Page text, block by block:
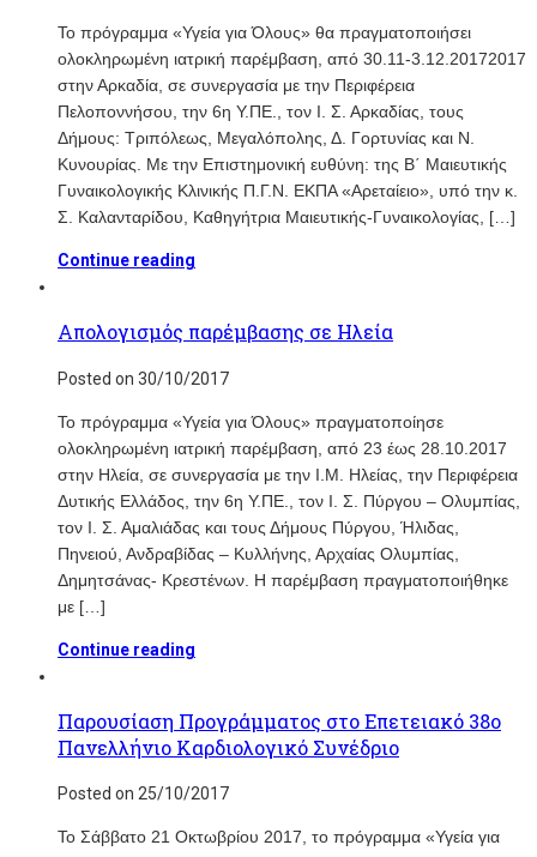
To πρόγραμμα «Υγεία για Όλους» θα πραγματοποιήσει
ολοκληρωμένη ιατρική παρέμβαση, από 30.11-3.12.20172017
στην Αρκαδία, σε συνεργασία με την Περιφέρεια
Πελοποννήσου, την 6η Υ.ΠΕ., τον Ι. Σ. Αρκαδίας, τους
Δήμους: Τριπόλεως, Μεγαλόπολης, Δ. Γορτυνίας και Ν.
Κυνουρίας. Με την Επιστημονική ευθύνη: της Β΄ Μαιευτικής
Γυναικολογικής Κλινικής Π.Γ.Ν. ΕΚΠΑ «Αρεταίειο», υπό την κ.
Σ. Καλανταρίδου, Καθηγήτρια Μαιευτικής-Γυναικολογίας, […]
Continue reading
Απολογισμός παρέμβασης σε Ηλεία
Posted on 30/10/2017
To πρόγραμμα «Υγεία για Όλους» πραγματοποίησε
ολοκληρωμένη ιατρική παρέμβαση, από 23 έως 28.10.2017
στην Ηλεία, σε συνεργασία με την I.M. Hλείας, την Περιφέρεια
Δυτικής Ελλάδος, την 6η Υ.ΠΕ., τον Ι. Σ. Πύργου – Ολυμπίας,
τον Ι. Σ. Αμαλιάδας και τους Δήμους Πύργου, Ήλιδας,
Πηνειού, Ανδραβίδας – Κυλλήνης, Αρχαίας Ολυμπίας,
Δημητσάνας- Κρεστένων. Η παρέμβαση πραγματοποιήθηκε
με […]
Continue reading
Παρουσίαση Προγράμματος στο Επετειακό 38ο
Πανελλήνιο Καρδιολογικό Συνέδριο
Posted on 25/10/2017
Το Σάββατο 21 Οκτωβρίου 2017, το πρόγραμμα «Υγεία για